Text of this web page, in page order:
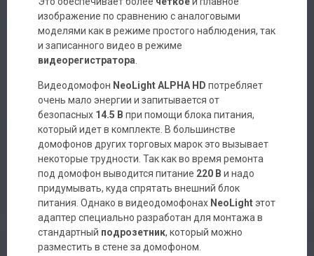
изображение по сравнению с аналоговыми
моделями как в режиме простого наблюдения, так
и записанного видео в режиме
видеорегистратора
Видеодомофон NeoLight ALPHA HD потребляет
очень мало энергии и запитывается от
безопасных 14.5 В при помощи блока питания,
который идет в комплекте. В большинстве
домофонов других торговых марок это вызывает
некоторые трудности. Так как во время ремонта
под домофон выводится питание 220 В и надо
придумывать, куда спрятать внешний блок
питания. Однако в видеодомофонах NeoLightэтот
адаптер специально разработан для монтажа в
стандартный подрозетник, который можно
разместить в стене за домофоном.